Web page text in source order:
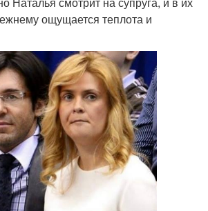
ощущается теплота и